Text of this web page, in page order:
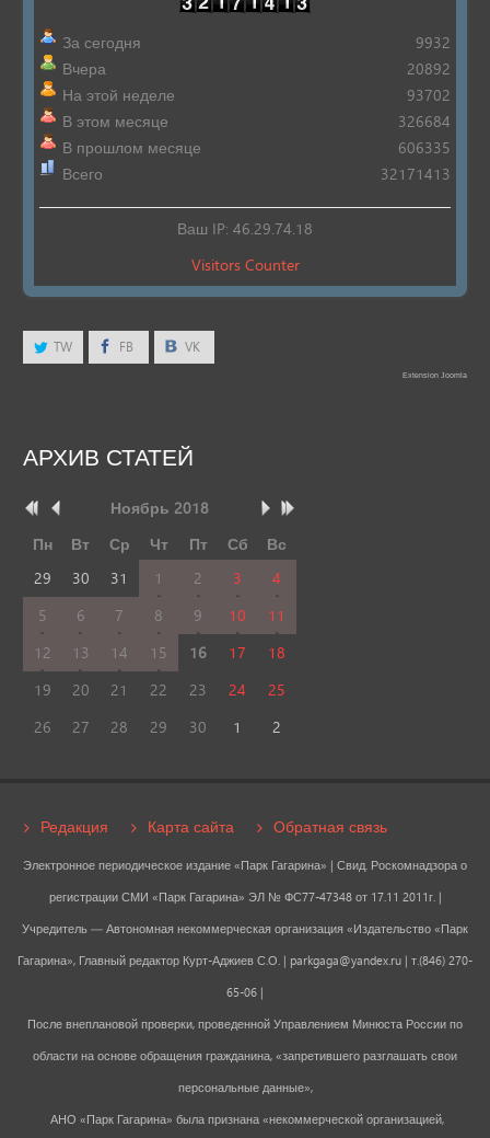
За сегодня
Вчера
На этой неделе
В этом месяце
В прошлом месяце
Всего
9932
20892
93702
326684
606335
32171413
Ваш IP: 46.29.74.18
Visitors Counter
TW FB VK
Extension Joomla
АРХИВ СТАТЕЙ
Ноябрь 2018
Пн
Вт Ср Чт Пт Сб
Вс
29
30 31 1 2 3
4
5
6 7 8 9 10
11
12
13 14 15 16 17
18
19
20 21 22 23 24
25
26
27 28 29 30 1 2
Редакция Карта сайта Обратная связь
Электронное периодическое издание «Парк Гагарина» | Свид. Роскомнадзора о
регистрации СМИ «Парк Гагарина» ЭЛ № ФС77-47348 от 17.11 2011г. |
Учредитель — Автономная некоммерческая организация «Издательство «Парк
Гагарина», Главный редактор Курт-Аджиев С.О. | parkgaga@yandex.ru | т.(846) 270-
65-06 |
После внеплановой проверки, проведенной Управлением Минюста России по
области на основе обращения гражданина, «запретившего разглашать свои
персональные данные»,
АНО «Парк Гагарина» была признана «некоммерческой организацией,